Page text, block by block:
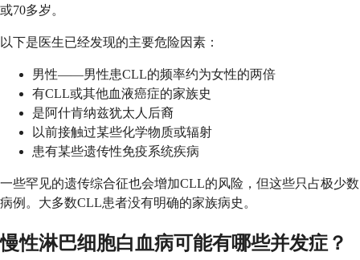
或70多岁。
以下是医生已经发现的主要危险因素：
男性——男性患CLL的频率约为女性的两倍
有CLL或其他血液癌症的家族史
是阿什肯纳兹犹太人后裔
以前接触过某些化学物质或辐射
患有某些遗传性免疫系统疾病
一些罕见的遗传综合征也会增加CLL的风险，但这些只占极少数
病例。大多数CLL患者没有明确的家族病史。
慢性淋巴细胞白血病可能有哪些并发症？